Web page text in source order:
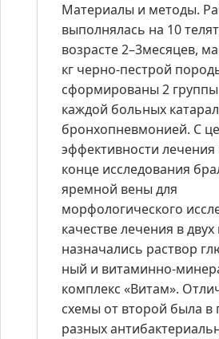
Материалы и методы.
выполнялась на 10
возрасте 2–3месяцев,
кг черно-пестрой
сформированы 2 группы
каждой больных
бронхопневмонией. С
эффективности лечения
конце исследования
яремной вены для
морфологического
качестве лечения в двух
назначались раствор
ный и витаминно-
комплекс «Витам».
схемы от второй была
разных